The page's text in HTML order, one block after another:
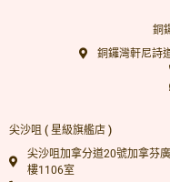
銅
銅鑼灣軒尼詩
尖沙咀 ( 星級旗艦店 )
尖沙咀加拿分道20號加拿芬
樓1106室